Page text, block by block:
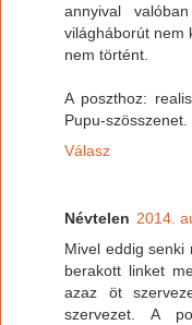
annyival
világháborút nem
nem történt.
A poszthoz:
Pupu-szösszenet.
Válasz
Névtelen 2014.
Mivel eddig
berakott linket
azaz öt
szervezet. A